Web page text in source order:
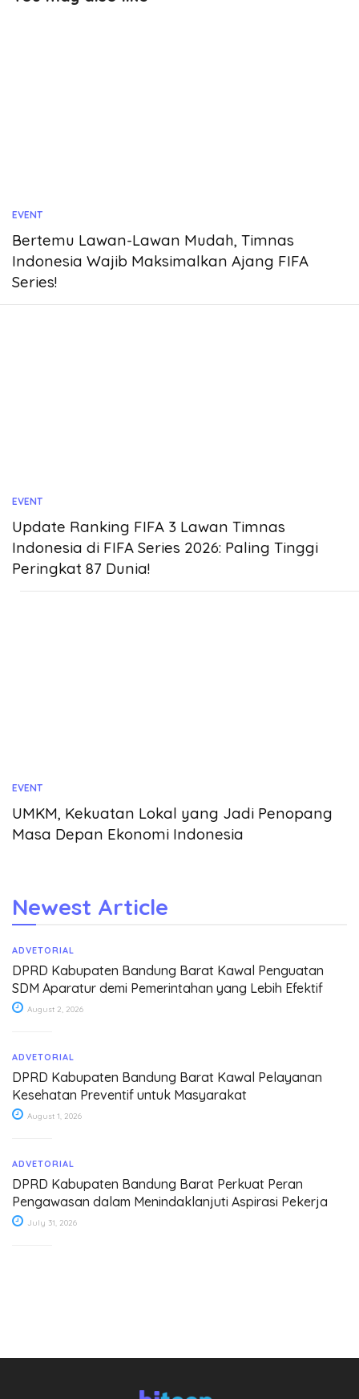
EVENT
Bertemu Lawan-Lawan Mudah, Timnas
Indonesia Wajib Maksimalkan Ajang FIFA
Series!
EVENT
Update Ranking FIFA 3 Lawan Timnas
Indonesia di FIFA Series 2026: Paling Tinggi
Peringkat 87 Dunia!
EVENT
UMKM, Kekuatan Lokal yang Jadi Penopang
Masa Depan Ekonomi Indonesia
Newest Article
ADVETORIAL
DPRD Kabupaten Bandung Barat Kawal Penguatan
SDM Aparatur demi Pemerintahan yang Lebih Efektif
August 2, 2026
ADVETORIAL
DPRD Kabupaten Bandung Barat Kawal Pelayanan
Kesehatan Preventif untuk Masyarakat
August 1, 2026
ADVETORIAL
DPRD Kabupaten Bandung Barat Perkuat Peran
Pengawasan dalam Menindaklanjuti Aspirasi Pekerja
July 31, 2026